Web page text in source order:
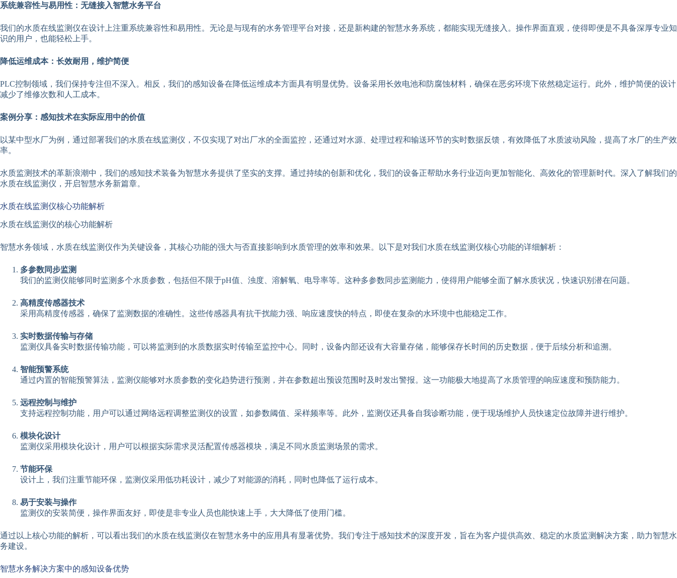
系统兼容性与易用性：无缝接入智慧水务平台
我们的水质在线监测仪在设计上注重系统兼容性和易用性。无论是与现有的水务管理平台对接，还是新构建的智慧水务系统，都能实现无缝接入。操作界面直观，使得即便是不具备深厚专业知
识的用户，也能轻松上手。
降低运维成本：长效耐用，维护简便
PLC控制领域，我们保持专注但不深入。相反，我们的感知设备在降低运维成本方面具有明显优势。设备采用长效电池和防腐蚀材料，确保在恶劣环境下依然稳定运行。此外，维护简便的设计
减少了维修次数和人工成本。
案例分享：感知技术在实际应用中的价值
以某中型水厂为例，通过部署我们的水质在线监测仪，不仅实现了对出厂水的全面监控，还通过对水源、处理过程和输送环节的实时数据反馈，有效降低了水质波动风险，提高了水厂的生产效
率。
水质监测技术的革新浪潮中，我们的感知技术装备为智慧水务提供了坚实的支撑。通过持续的创新和优化，我们的设备正帮助水务行业迈向更加智能化、高效化的管理新时代。深入了解我们的
水质在线监测仪，开启智慧水务新篇章。
水质在线监测仪核心功能解析
水质在线监测仪的核心功能解析
智慧水务领域，水质在线监测仪作为关键设备，其核心功能的强大与否直接影响到水质管理的效率和效果。以下是对我们水质在线监测仪核心功能的详细解析：
多参数同步监测
我们的监测仪能够同时监测多个水质参数，包括但不限于pH值、浊度、溶解氧、电导率等。这种多参数同步监测能力，使得用户能够全面了解水质状况，快速识别潜在问题。
高精度传感器技术
采用高精度传感器，确保了监测数据的准确性。这些传感器具有抗干扰能力强、响应速度快的特点，即使在复杂的水环境中也能稳定工作。
实时数据传输与存储
监测仪具备实时数据传输功能，可以将监测到的水质数据实时传输至监控中心。同时，设备内部还设有大容量存储，能够保存长时间的历史数据，便于后续分析和追溯。
智能预警系统
通过内置的智能预警算法，监测仪能够对水质参数的变化趋势进行预测，并在参数超出预设范围时及时发出警报。这一功能极大地提高了水质管理的响应速度和预防能力。
远程控制与维护
支持远程控制功能，用户可以通过网络远程调整监测仪的设置，如参数阈值、采样频率等。此外，监测仪还具备自我诊断功能，便于现场维护人员快速定位故障并进行维护。
模块化设计
监测仪采用模块化设计，用户可以根据实际需求灵活配置传感器模块，满足不同水质监测场景的需求。
节能环保
设计上，我们注重节能环保，监测仪采用低功耗设计，减少了对能源的消耗，同时也降低了运行成本。
易于安装与操作
监测仪的安装简便，操作界面友好，即使是非专业人员也能快速上手，大大降低了使用门槛。
通过以上核心功能的解析，可以看出我们的水质在线监测仪在智慧水务中的应用具有显著优势。我们专注于感知技术的深度开发，旨在为客户提供高效、稳定的水质监测解决方案，助力智慧水
务建设。
智慧水务解决方案中的感知设备优势